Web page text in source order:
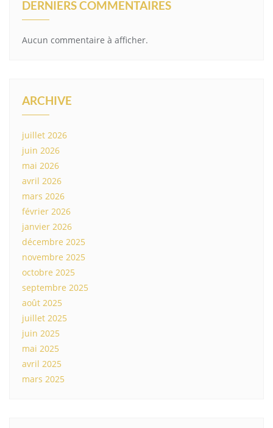
DERNIERS COMMENTAIRES
Aucun commentaire à afficher.
ARCHIVE
juillet 2026
juin 2026
mai 2026
avril 2026
mars 2026
février 2026
janvier 2026
décembre 2025
novembre 2025
octobre 2025
septembre 2025
août 2025
juillet 2025
juin 2025
mai 2025
avril 2025
mars 2025